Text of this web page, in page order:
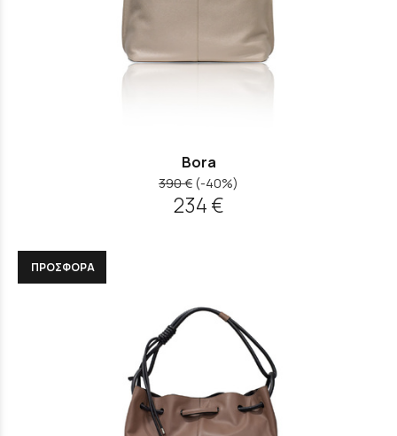
Bora
390 € (-40%)
234 €
ΠΡΟΣΦΟΡΑ